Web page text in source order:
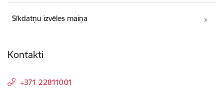
Sīkdatņu izvēles maiņa
Kontakti
+371 22811001